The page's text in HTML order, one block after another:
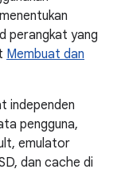
perangkat yang
Membuat dan
independen
pengguna,
emulator
dan cache di